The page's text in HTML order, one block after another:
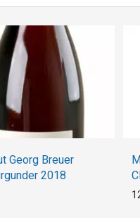
Georg Breuer
2018